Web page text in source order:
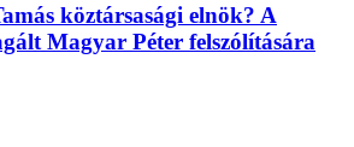
köztársasági elnök? A
Magyar Péter felszólítására